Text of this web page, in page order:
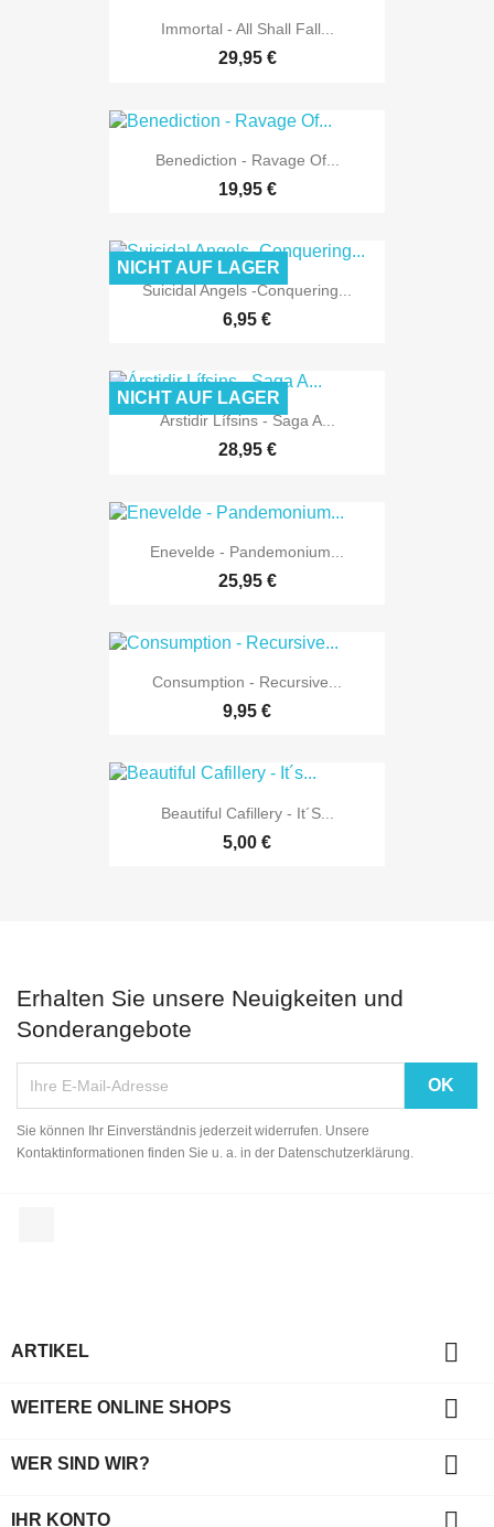
Immortal - All Shall Fall...
29,95 €
Benediction - Ravage Of...
19,95 €
Suicidal Angels -Conquering...
6,95 €
NICHT AUF LAGER
Árstidir Lífsins - Saga A...
28,95 €
NICHT AUF LAGER
Enevelde - Pandemonium...
25,95 €
Consumption - Recursive...
9,95 €
Beautiful Cafillery - It´s...
5,00 €
Erhalten Sie unsere Neuigkeiten und
Sonderangebote
Sie können Ihr Einverständnis jederzeit widerrufen. Unsere
Kontaktinformationen finden Sie u. a. in der Datenschutzerklärung.
ARTIKEL 
WEITERE ONLINE SHOPS 
WER SIND WIR? 
IHR KONTO 